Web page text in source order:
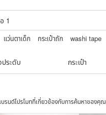
แว่นตาเด็ก กระเป๋าถัก washi tape
ประดับ กระเป๋า
รนด์โปรโมทที่เกี่ยวข้องกับการค้นหาของคุณ